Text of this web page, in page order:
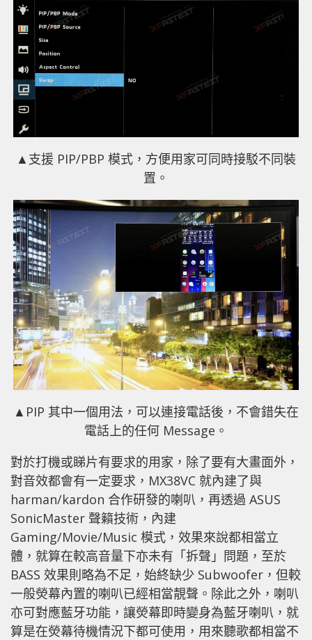
▲支援 PIP/PBP 模式，方便用家可同時接駁不同裝
置。
▲PIP 其中一個用法，可以連接電話後，不會錯失在
電話上的任何 Message。
對於打機或睇片有要求的用家，除了要有大畫面外，
對音效都會有一定要求，MX38VC 就內建了與
harman/kardon 合作研發的喇叭，再透過 ASUS
SonicMaster 聲籟技術，內建
Gaming/Movie/Music 模式，效果來說都相當立
體，就算在較高音量下亦未有「拆聲」問題，至於
BASS 效果則略為不足，始終缺少 Subwoofer，但較
一般熒幕內置的喇叭已經相當靚聲。除此之外，喇叭
亦可對應藍牙功能，讓熒幕即時變身為藍牙喇叭，就
算是在熒幕待機情況下都可使用，用來聽歌都相當不